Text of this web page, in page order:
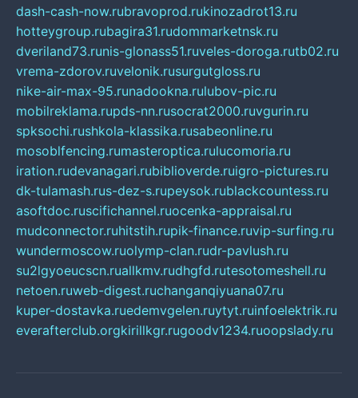
dash-cash-now.rubravoprod.rukinozadrot13.ru
hotteygroup.rubagira31.rudommarketnsk.ru
dveriland73.runis-glonass51.ruveles-doroga.rutb02.ru
vrema-zdorov.ruvelonik.rusurgutgloss.ru
nike-air-max-95.runadookna.rulubov-pic.ru
mobilreklama.rupds-nn.rusocrat2000.ruvgurin.ru
spksochi.rushkola-klassika.rusabeonline.ru
mosoblfencing.rumasteroptica.rulucomoria.ru
iration.rudevanagari.rubiblioverde.ruigro-pictures.ru
dk-tulamash.rus-dez-s.rupeysok.rublackcountess.ru
asoftdoc.ruscifichannel.ruocenka-appraisal.ru
mudconnector.ruhitstih.rupik-finance.ruvip-surfing.ru
wundermoscow.ruolymp-clan.rudr-pavlush.ru
su2lgyoeucscn.ruallkmv.rudhgfd.rutesotomeshell.ru
netoen.ruweb-digest.ruchanganqiyuana07.ru
kuper-dostavka.ruedemvgelen.ruytyt.ruinfoelektrik.ru
everafterclub.orgkirillkgr.rugoodv1234.ruoopslady.ru